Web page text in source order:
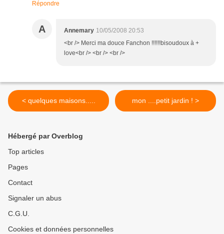
Répondre
A Annemary 10/05/2008 20:53
<br /> Merci ma douce Fanchon !!!!!!bisoudoux à +
love<br /> <br /> <br />
< quelques maisons..... mon ....petit jardin ! >
Hébergé par Overblog
Top articles
Pages
Contact
Signaler un abus
C.G.U.
Cookies et données personnelles